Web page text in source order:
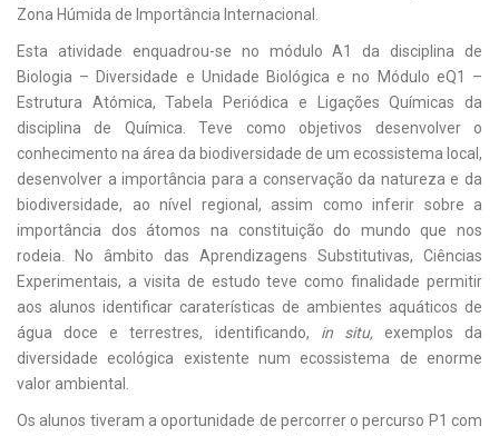
Zona Húmida de Importância Internacional.
Esta atividade enquadrou-se no módulo A1 da disciplina de
Biologia – Diversidade e Unidade Biológica e no Módulo eQ1 –
Estrutura Atómica, Tabela Periódica e Ligações Químicas da
disciplina de Química. Teve como objetivos desenvolver o
conhecimento na área da biodiversidade de um ecossistema local,
desenvolver a importância para a conservação da natureza e da
biodiversidade, ao nível regional, assim como inferir sobre a
importância dos átomos na constituição do mundo que nos
rodeia. No âmbito das Aprendizagens Substitutivas, Ciências
Experimentais, a visita de estudo teve como finalidade permitir
aos alunos identificar caraterísticas de ambientes aquáticos de
água doce e terrestres, identificando, in situ,exemplos da
diversidade ecológica existente num ecossistema de enorme
valor ambiental.
Os alunos tiveram a oportunidade de percorrer o percurso P1 com